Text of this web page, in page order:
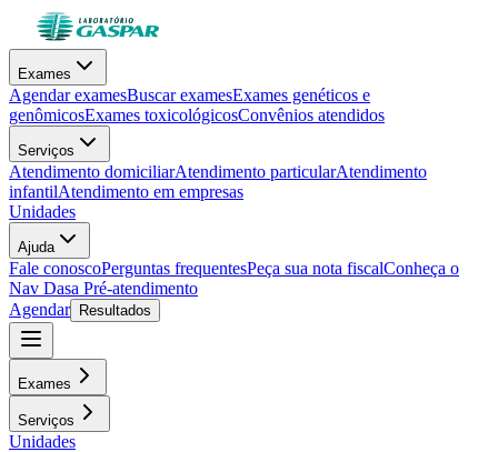
Exames
Agendar examesBuscar examesExames genéticos e
genômicosExames toxicológicosConvênios atendidos
Serviços
Atendimento domiciliarAtendimento particularAtendimento
infantilAtendimento em empresas
Unidades
Ajuda
Fale conoscoPerguntas frequentesPeça sua nota fiscalConheça o
Nav Dasa Pré-atendimento
Agendar
Resultados
Exames
Serviços
Unidades